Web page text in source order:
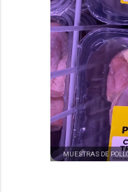
MUESTRAS DE